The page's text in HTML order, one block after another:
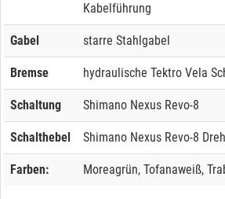
Kabelführung
Gabel starre Stahlgabel
Bremse hydraulische Tektro Vela
Schaltung Shimano Nexus Revo-8
Schalthebel Shimano Nexus Revo-8
Farben: Moreagrün, Tofanaweiß,